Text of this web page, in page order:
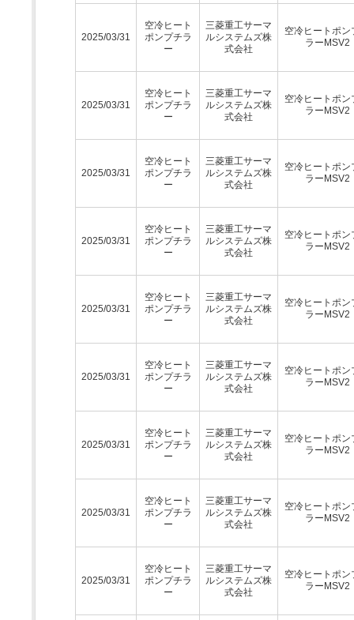
2025/03/31
空冷ヒート
ポンプチラ
ー
三菱重工サーマ
ルシステムズ株
式会社
空冷ヒートポン
ラーMSV2
2025/03/31
空冷ヒート
ポンプチラ
ー
三菱重工サーマ
ルシステムズ株
式会社
空冷ヒートポン
ラーMSV2
2025/03/31
空冷ヒート
ポンプチラ
ー
三菱重工サーマ
ルシステムズ株
式会社
空冷ヒートポン
ラーMSV2
2025/03/31
空冷ヒート
ポンプチラ
ー
三菱重工サーマ
ルシステムズ株
式会社
空冷ヒートポン
ラーMSV2
2025/03/31
空冷ヒート
ポンプチラ
ー
三菱重工サーマ
ルシステムズ株
式会社
空冷ヒートポン
ラーMSV2
2025/03/31
空冷ヒート
ポンプチラ
ー
三菱重工サーマ
ルシステムズ株
式会社
空冷ヒートポン
ラーMSV2
2025/03/31
空冷ヒート
ポンプチラ
ー
三菱重工サーマ
ルシステムズ株
式会社
空冷ヒートポン
ラーMSV2
2025/03/31
空冷ヒート
ポンプチラ
ー
三菱重工サーマ
ルシステムズ株
式会社
空冷ヒートポン
ラーMSV2
2025/03/31
空冷ヒート
ポンプチラ
ー
三菱重工サーマ
ルシステムズ株
式会社
空冷ヒートポン
ラーMSV2